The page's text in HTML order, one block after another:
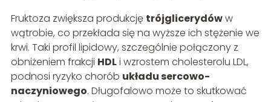
Fruktoza zwiększa produkcję trójglicerydóww
wątrobie, co przekłada się na wyższe ich stężenie we
krwi. Taki profil lipidowy, szczególnie połączony z
obniżeniem frakcji HDLi wzrostem cholesterolu LDL,
podnosi ryzyko chorób układu sercowo-
naczyniowego. Długofalowo może to skutkować